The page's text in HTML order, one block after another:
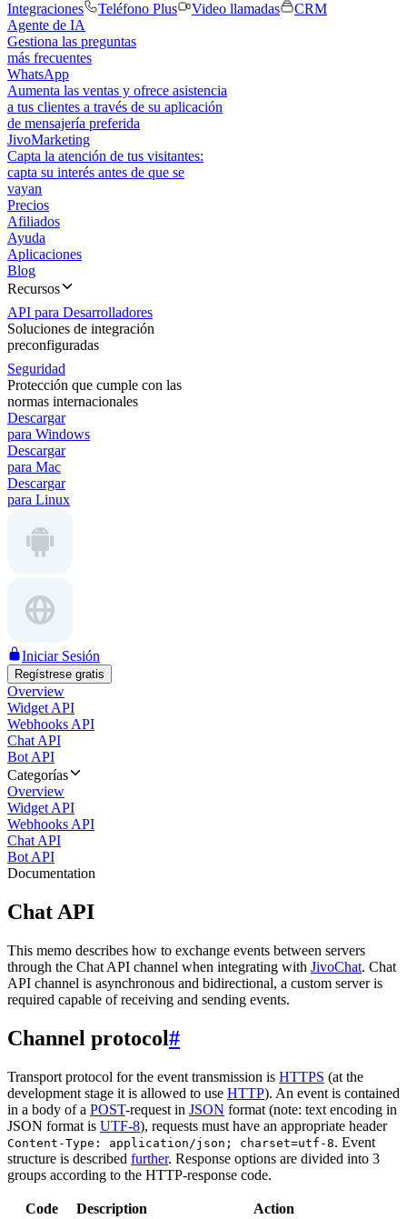
Integraciones
Teléfono Plus Video llamadas
CRM
Agente de IA
Gestiona las preguntas
más frecuentes
WhatsApp
Aumenta las ventas y ofrece asistencia
a tus clientes a través de su aplicación
de mensajería preferida
JivoMarketing
Capta la atención de tus visitantes:
capta su interés antes de que se
vayan
Precios
Afiliados
Ayuda
Aplicaciones
Blog
Recursos
API para Desarrolladores
Soluciones de integración
preconfiguradas
Seguridad
Protección que cumple con las
normas internacionales
Descargar
para Windows
Descargar
para Mac
Descargar
para Linux
Iniciar Sesión
Regístrese gratis
Overview
Widget API
Webhooks API
Chat API
Bot API
Categorías
Overview
Widget API
Webhooks API
Chat API
Bot API
Documentation
Chat API
This memo describes how to exchange events between servers
through the Chat API channel when integrating with JivoChat. Chat
API channel is asynchronous and bidirectional, a custom server is
required capable of receiving and sending events.
Channel protocol#
Transport protocol for the event transmission is HTTPS (at the
development stage it is allowed to use HTTP). An event is contained
in a body of a POST-request in JSON format (note: text encoding in
JSON format is UTF-8), requests must have an appropriate header
Content-Type: application/json; charset=utf-8. Event
structure is described further. Response options are divided into 3
groups according to the HTTP-response code.
Code Description Action